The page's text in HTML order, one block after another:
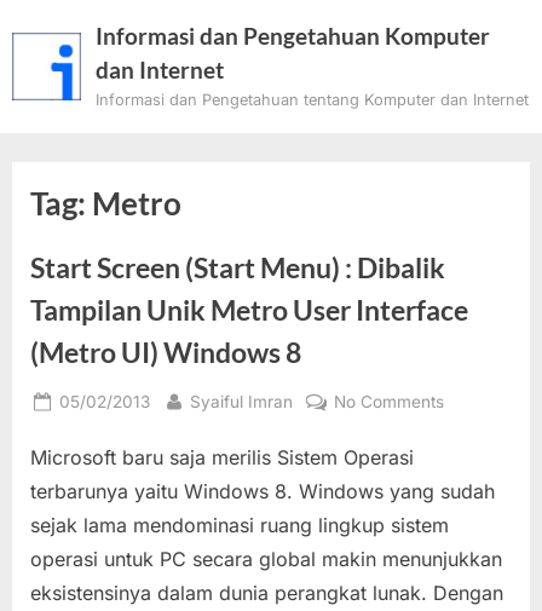
Informasi dan Pengetahuan Komputer
dan Internet
Informasi dan Pengetahuan tentang Komputer dan Internet
Tag: Metro
Start Screen (Start Menu) : Dibalik
Tampilan Unik Metro User Interface
(Metro UI) Windows 8
Posted
05/02/2013 By
Syaiful Imran No Commentson
(Start
Dibalik
Tampilan
Microsoft baru saja merilis Sistem Operasi
terbarunya yaitu Windows 8. Windows yang sudah
sejak lama mendominasi ruang lingkup sistem
operasi untuk PC secara global makin menunjukkan
eksistensinya dalam dunia perangkat lunak. Dengan